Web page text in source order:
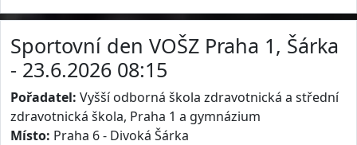
Sportovní den VOŠZ Praha 1, Šárka
- 23.6.2026 08:15
Pořadatel: Vyšší odborná škola zdravotnická a střední
zdravotnická škola, Praha 1 a gymnázium
Místo: Praha 6 - Divoká Šárka